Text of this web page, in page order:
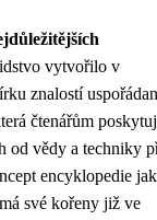
vytvořilo v
znalostí
čtenářům
od vědy a techniky
encyklopedie
své kořeny již ve